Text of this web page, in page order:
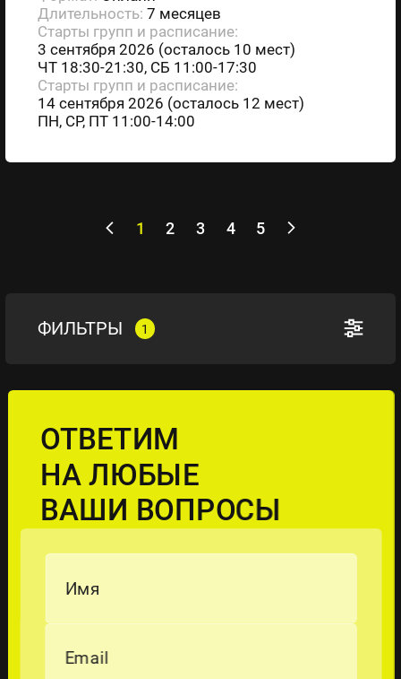
Длительность: 7 месяцев
Старты групп и расписание:
3 сентября 2026 (осталось 10 мест)
ЧТ 18:30-21:30, СБ 11:00-17:30
Старты групп и расписание:
14 сентября 2026 (осталось 12 мест)
ПН, СР, ПТ 11:00-14:00
1 2 3 4 5
ФИЛЬТРЫ 1
ОТВЕТИМ
НА ЛЮБЫЕ
ВАШИ ВОПРОСЫ
Имя
Email